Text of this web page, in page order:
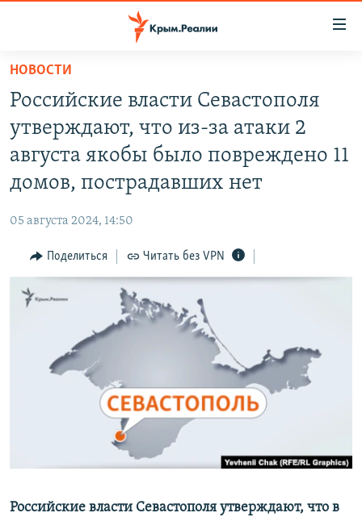
Вернуться
основному
содержанию
Вернутся
главной
Вернутся
поиску
ИНТЕРАКТИВ
ИНФОГРАФИКА
ТЕЛЕПРОЕКТ КРЫМ.РЕАЛИИ
СОВЕТЫ ПРАВОЗАЩИТНИКОВ
ПРОПАВШИЕ БЕЗ ВЕСТИ
ПОБЕДИТЕЛЕЙ НЕ СУДЯТ?
КРЫМ.НЕПОКОРЕННЫЙ
УКРАИНСКАЯ ПРОБЛЕМА КРЫМА
РАДІО СВОБОДА
КАК ОБОЙТИ БЛОКИРОВКУ
Українською
ПРИСОЕДИНЯЙТЕСЬ!
НОВОСТИ
Российские власти Севастополя
утверждают, что из-за атаки 2
августа якобы было повреждено 11
домов, пострадавших нет
05 августа 2024, 14:50
Поделиться Читать без VPN
Российские власти Севастополя утверждают, что в